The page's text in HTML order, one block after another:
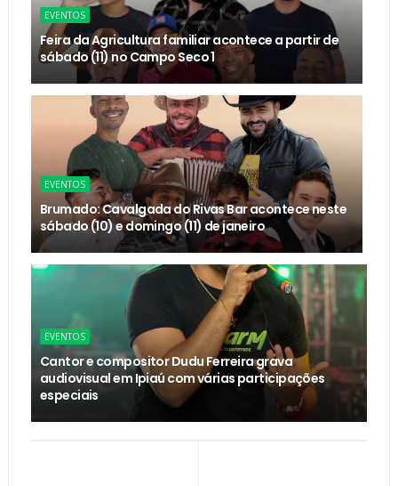
EVENTOS
Feira da Agricultura familiar acontece a partir de
sábado (11) no Campo Seco 1
EVENTOS
Brumado: Cavalgada do Rivas Bar acontece neste
sábado (10) e domingo (11) de janeiro
EVENTOS
Cantor e compositor Dudu Ferreira grava
audiovisual em Ipiaú com várias participações
especiais